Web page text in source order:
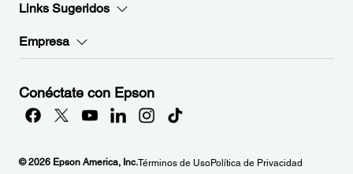
Links Sugeridos
Empresa
Conéctate con Epson
© 2026 Epson America, Inc.Términos de UsoPolítica de Privacidad